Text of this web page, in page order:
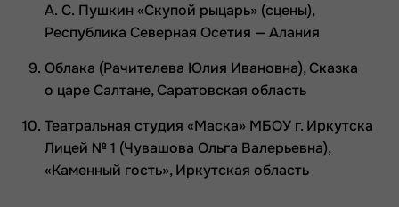
А. С. Пушкин «Скупой рыцарь» (сцены),
Республика Северная Осетия — Алания
Облака (Рачителева Юлия Ивановна), Сказка
о царе Салтане, Саратовская область
Театральная студия «Маска» МБОУ г. Иркутска
Лицей № 1 (Чувашова Ольга Валерьевна),
«Каменный гость», Иркутская область